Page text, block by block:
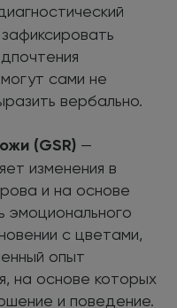
сами не
вербально.
(GSR) —
изменения в
и на основе
эмоционального
с цветами,
опыт
на основе которых
и поведение.